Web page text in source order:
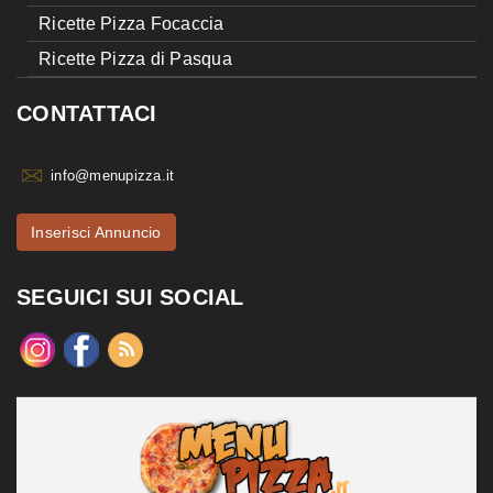
Ricette Pizza Focaccia
Ricette Pizza di Pasqua
CONTATTACI
info@menupizza.it
Inserisci Annuncio
SEGUICI SUI SOCIAL